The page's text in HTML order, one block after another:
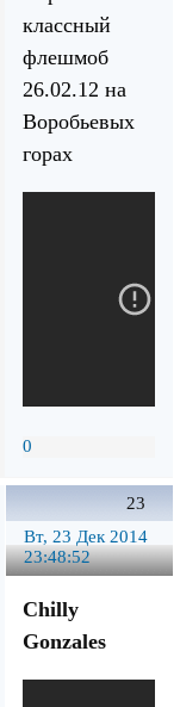
классный
флешмоб
26.02.12 на
Воробьевых
горах
0
23
Вт, 23 Дек 2014
23:48:52
Chilly
Gonzales